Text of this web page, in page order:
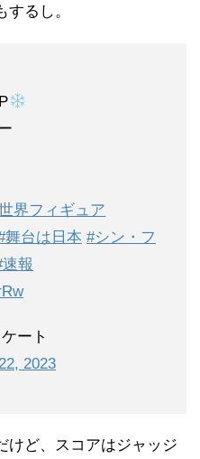
るし。
界フィギュア
舞台は日本 #シン・フ
報
ート
2023
けど、スコアはジャッジ